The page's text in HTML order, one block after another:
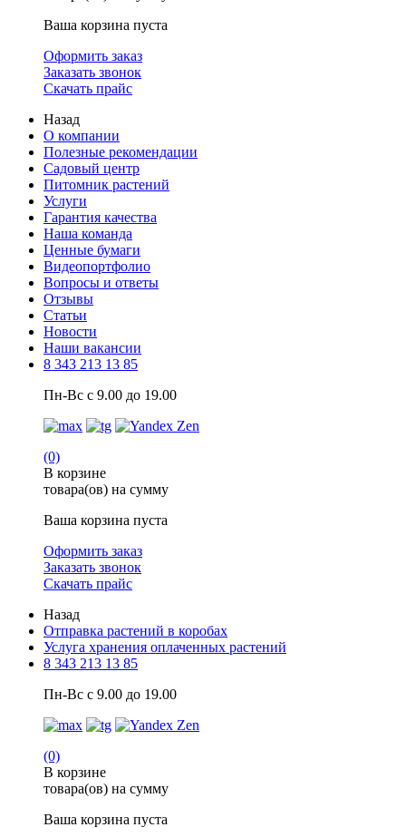
Ваша корзина пуста
Оформить заказ
Заказать звонок
Скачать прайс
Назад
О компании
Полезные рекомендации
Садовый центр
Питомник растений
Услуги
Гарантия качества
Наша команда
Ценные бумаги
Видеопортфолио
Вопросы и ответы
Отзывы
Статьи
Новости
Наши вакансии
8 343 213 13 85
Пн-Вс с 9.00 до 19.00
(0)
В корзине
товара(ов) на сумму
Ваша корзина пуста
Оформить заказ
Заказать звонок
Скачать прайс
Назад
Отправка растений в коробах
Услуга хранения оплаченных растений
8 343 213 13 85
Пн-Вс с 9.00 до 19.00
(0)
В корзине
товара(ов) на сумму
Ваша корзина пуста